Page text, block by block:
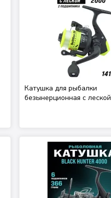
Катушка для рыбалки
безынерционная с леской